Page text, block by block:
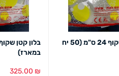
בלון בובו שקוף 24 ס"מ (50 יח
במארז)
325.00 ₪